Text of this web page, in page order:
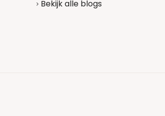
Bekijk alle blogs